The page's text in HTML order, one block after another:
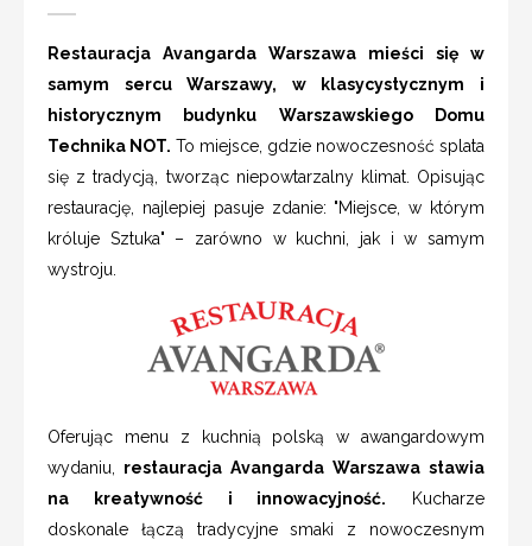
Restauracja Avangarda Warszawa mieści się w
samym sercu Warszawy, w klasycystycznym i
historycznym budynku Warszawskiego Domu
Technika NOT. To miejsce, gdzie nowoczesność splata
się z tradycją, tworząc niepowtarzalny klimat. Opisując
restaurację, najlepiej pasuje zdanie: "Miejsce, w którym
króluje Sztuka" – zarówno w kuchni, jak i w samym
wystroju.
Oferując menu z kuchnią polską w awangardowym
wydaniu,
restauracja Avangarda Warszawa stawia
na kreatywność i innowacyjność. Kucharze
doskonale łączą tradycyjne smaki z nowoczesnym